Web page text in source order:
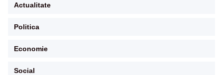
Actualitate
Politica
Economie
Social